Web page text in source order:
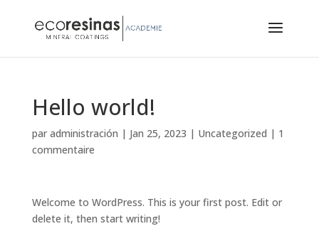
Hello world!
par administración | Jan 25, 2023 | Uncategorized | 1
commentaire
Welcome to WordPress. This is your first post. Edit or
delete it, then start writing!